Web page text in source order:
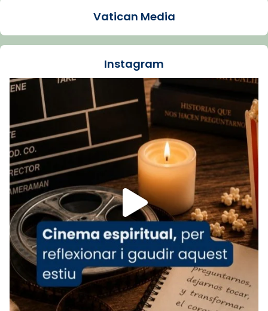
Santes de Mataró.
🔗tinyurl.com/cvu5jmbk
Foto
View on Facebook Share
Arquebisbat de Barcelonais at Catedral
de Barcelona.
1 week ago
Aquest dilluns, 27 de juliol, ha tingut lloc la
missa d’acció de gràcies en agraïment al
comitè organitzador de la visita apostòlica
del Sant Pare Lleó XIV a Barcelona, i als
col·laboradors, a la Catedral de Barcelona.
L’arquebisbe de Barcelona, el cardenal Joan
Josep Omella, ha presidit la missa i l’ha
concelebrat el bisbe auxiliar de Barcelona,
Mons. David Abadías.
Vatican Media
Instagram